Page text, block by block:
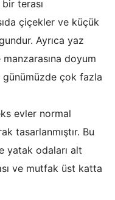
terası
çiçekler ve küçük
Ayrıca yaz
doyum
çok fazla
evler normal
tasarlanmıştır. Bu
yatak odaları alt
ve mutfak üst katta